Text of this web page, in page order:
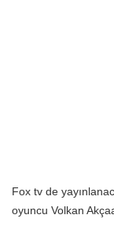
Fox tv de
oyuncu Volkan